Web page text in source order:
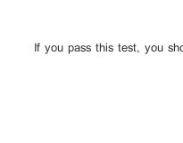
If you pass this test, you